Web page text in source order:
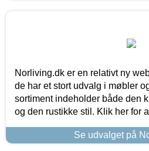
Norliving.dk er en relativt ny
de har et stort udvalg i møbler
sortiment indeholder både den
og den rustikke stil. Klik her for
Se udvalget på